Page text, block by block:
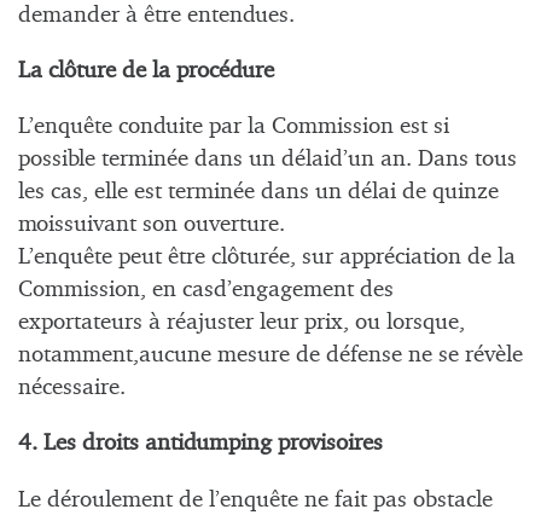
demander à être entendues.
La clôture de la procédure
L’enquête conduite par la Commission est si
possible terminée dans un délaid’un an. Dans tous
les cas, elle est terminée dans un délai de quinze
moissuivant son ouverture.
L’enquête peut être clôturée, sur appréciation de la
Commission, en casd’engagement des
exportateurs à réajuster leur prix, ou lorsque,
notamment,aucune mesure de défense ne se révèle
nécessaire.
4. Les droits antidumping provisoires
Le déroulement de l’enquête ne fait pas obstacle